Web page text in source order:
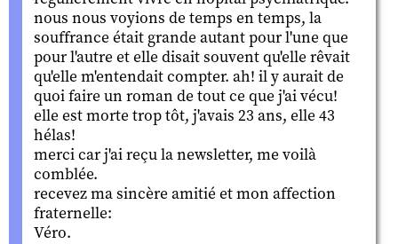
nous nous voyions de temps en temps, la
souffrance était grande autant pour l'une que
pour l'autre et elle disait souvent qu'elle rêvait
qu'elle m'entendait compter. ah! il y aurait de
quoi faire un roman de tout ce que j'ai vécu!
elle est morte trop tôt, j'avais 23 ans, elle 43
hélas!
merci car j'ai reçu la newsletter, me voilà
comblée.
recevez ma sincère amitié et mon affection
fraternelle:
Véro.